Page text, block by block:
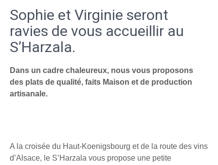
Sophie et Virginie seront
ravies de vous accueillir au
S’Harzala.
Dans un cadre chaleureux, nous vous proposons
des plats de qualité, faits Maison et de production
artisanale.
A la croisée du Haut-Koenigsbourg et de la route des vins
d’Alsace, le S’Harzala vous propose une petite